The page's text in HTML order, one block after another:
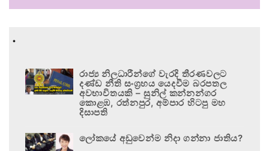
.
රාජ්‍ය නිලධාරීන්ගේ වැරදි තීරණවලට
දණ්ඩ නීති සංග්‍රහය යෙදවීම බරපතල
අවභාවිතයකි – සුනිල් කන්නන්ගර
කොළඹ, රත්නපුර, අම්පාර හිටපු මහ
දිසාපති
ලෝකයේ අඩුවෙන්ම නිදා ගන්නා ජාතිය?